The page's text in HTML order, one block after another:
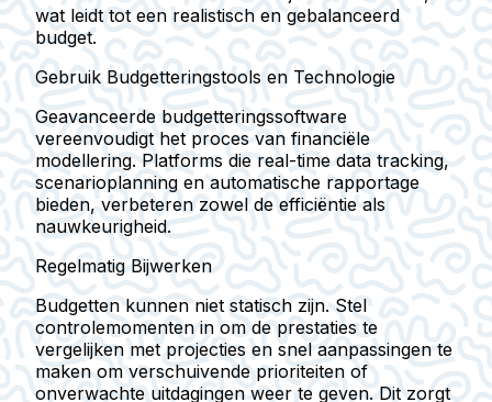
wat leidt tot een realistisch en gebalanceerd
budget.
Gebruik Budgetteringstools en Technologie
Geavanceerde budgetteringssoftware
vereenvoudigt het proces van financiële
modellering. Platforms die real-time data tracking,
scenarioplanning en automatische rapportage
bieden, verbeteren zowel de efficiëntie als
nauwkeurigheid.
Regelmatig Bijwerken
Budgetten kunnen niet statisch zijn. Stel
controlemomenten in om de prestaties te
vergelijken met projecties en snel aanpassingen te
maken om verschuivende prioriteiten of
onverwachte uitdagingen weer te geven. Dit zorgt